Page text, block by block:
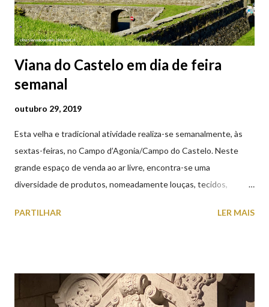
Viana do Castelo em dia de feira
semanal
outubro 29, 2019
Esta velha e tradicional atividade realiza-se semanalmente, às
sextas-feiras, no Campo d’Agonia/Campo do Castelo. Neste
grande espaço de venda ao ar livre, encontra-se uma
diversidade de produtos, nomeadamente louças, tecidos,
cobres entre muitos outros. Horário de funcionamento | Verão
(2019.10.25) Feira Semanal em Viana do Castelo (2019.10.25)
Feira Semanal em Viana do Castelo (2019.10.25) Feira Semanal
PARTILHAR LER MAIS